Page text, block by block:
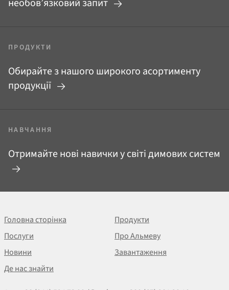
необов’язковий запит
ПРОДУКТИ
Обирайте з нашого широкого асортименту
продукції
НАВЧАННЯ
Отримайте нові навички у світі димових систем
Головна сторінка
Продукти
Послуги
Про Альмеву
Новини
Завантаження
Де нас знайти